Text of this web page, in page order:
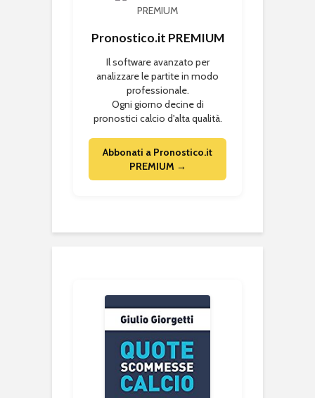
Pronostico.it PREMIUM
Il software avanzato per
analizzare le partite in modo
professionale.
Ogni giorno decine di
pronostici calcio d'alta qualità.
Abbonati a Pronostico.it
PREMIUM →